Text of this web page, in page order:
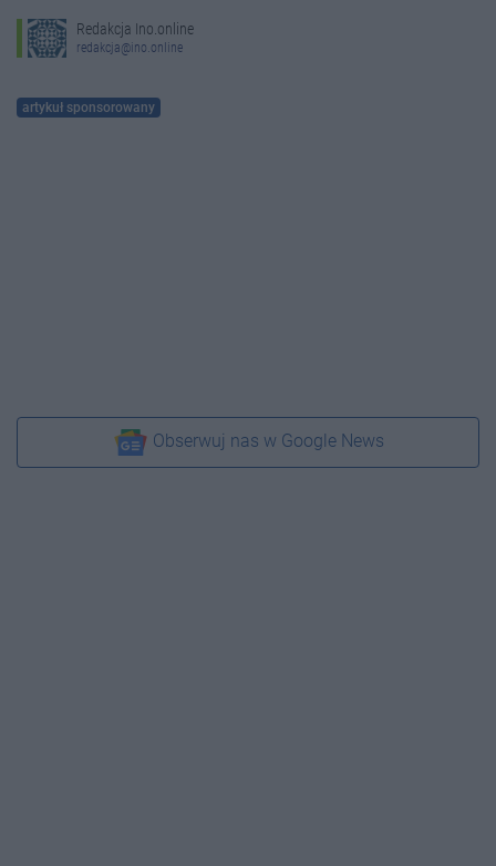
Redakcja Ino.online
redakcja@ino.online
artykuł sponsorowany
Obserwuj nas w Google News